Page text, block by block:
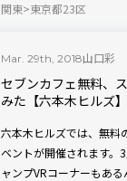
関東 東京都23区
Mar. 29th, 2018山口彩
セブンカフェ無料、
みた【六本木ヒルズ】
六本木ヒルズでは、無料
ベントが開催されます。
ャンプVRコーナーもあ